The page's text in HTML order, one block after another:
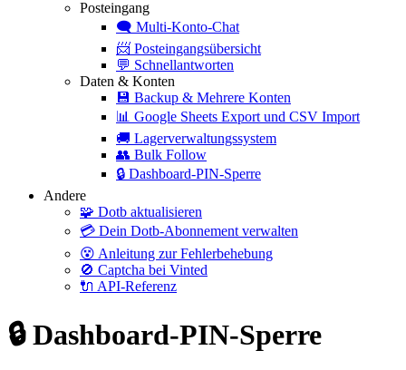
Posteingang
🗨️ Multi-Konto-Chat
📨 Posteingangsübersicht
💬 Schnellantworten
Daten & Konten
💾 Backup & Mehrere Konten
📊 Google Sheets Export und CSV Import
🚚 Lagerverwaltungssystem
👥 Bulk Follow
🔒 Dashboard-PIN-Sperre
Andere
🧩 Dotb aktualisieren
💳 Dein Dotb-Abonnement verwalten
😵 Anleitung zur Fehlerbehebung
🚫 Captcha bei Vinted
🔌 API-Referenz
🔒 Dashboard-PIN-Sperre